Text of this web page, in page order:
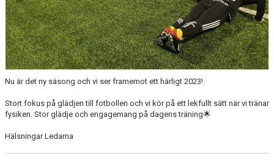
Nu är det ny säsong och vi ser framemot ett härligt 2023!
Stort fokus på glädjen till fotbollen och vi kör på ett lekfullt sätt när vi tränar
fysiken. Stor glädje och engagemang på dagens träning🌟
Hälsningar Ledarna